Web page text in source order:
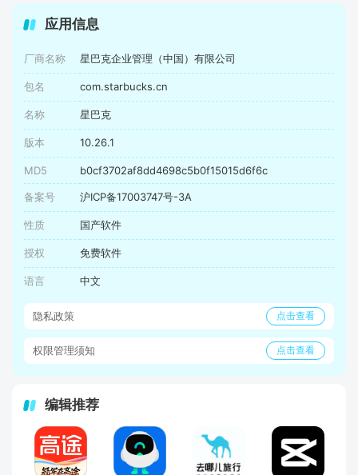
应用信息
厂商名称 星巴克企业管理（中国）有限公司
包名 com.starbucks.cn
名称 星巴克
版本 10.26.1
MD5 b0cf3702af8dd4698c5b0f15015d6f6c
备案号 沪ICP备17003747号-3A
性质 国产软件
授权 免费软件
语言 中文
隐私政策 点击查看
权限管理须知 点击查看
编辑推荐